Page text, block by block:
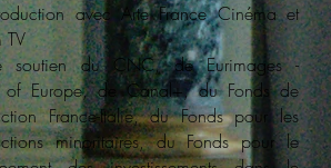
avec Arte France Cinéma et
TV
soutien du CNC, de Eurimages -
of Europe, de Canal+, du Fonds de
France-Italie, du Fonds pour les
minoritaires, du Fonds pour le